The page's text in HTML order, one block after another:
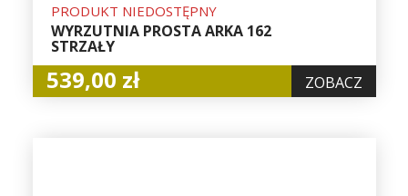
PRODUKT NIEDOSTĘPNY
WYRZUTNIA PROSTA ARKA 162
STRZAŁY
539,00 zł ZOBACZ